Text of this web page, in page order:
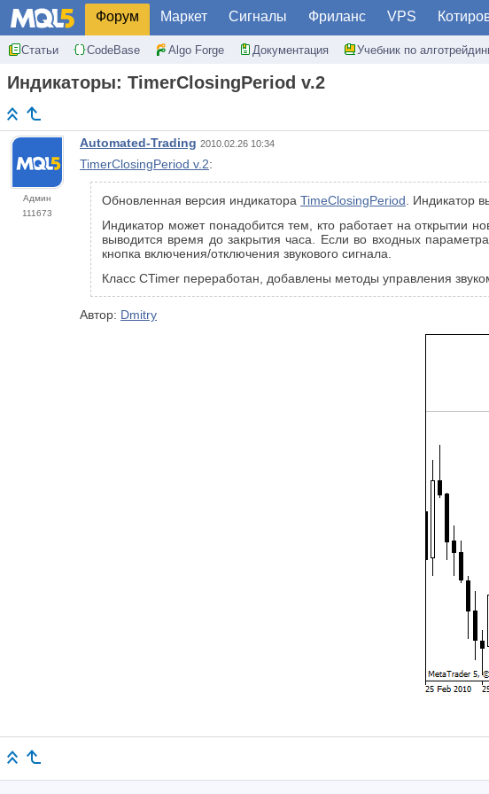
Форум Маркет Сигналы Фриланс VPS
Статьи CodeBase Algo Forge Документация Учебник по
Индикаторы: TimerClosingPeriod v.2
Админ
111673
Automated-Trading 2010.02.26 10:34
TimerClosingPeriod v.2:
Обновленная версия индикатора TimeClosingPeriod. Индикатор
Индикатор может понадобится тем, кто работает на открытии
выводится время до закрытия часа. Если во входных
кнопка включения/отключения звукового сигнала.
Класс CTimer переработан, добавлены методы управления
Автор: Dmitry